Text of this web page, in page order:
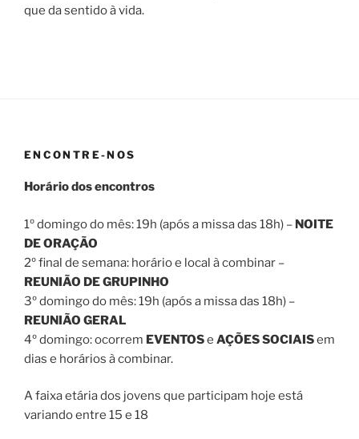
que da sentido à vida.
ENCONTRE-NOS
Horário dos encontros
1º domingo do mês: 19h (após a missa das 18h) – NOITE
DE ORAÇÃO
2º final de semana: horário e local à combinar –
REUNIÃO DE GRUPINHO
3º domingo do mês: 19h (após a missa das 18h) –
REUNIÃO GERAL
4º domingo: ocorrem EVENTOSe AÇÕES SOCIAISem
dias e horários à combinar.
A faixa etária dos jovens que participam hoje está
variando entre 15 e 18